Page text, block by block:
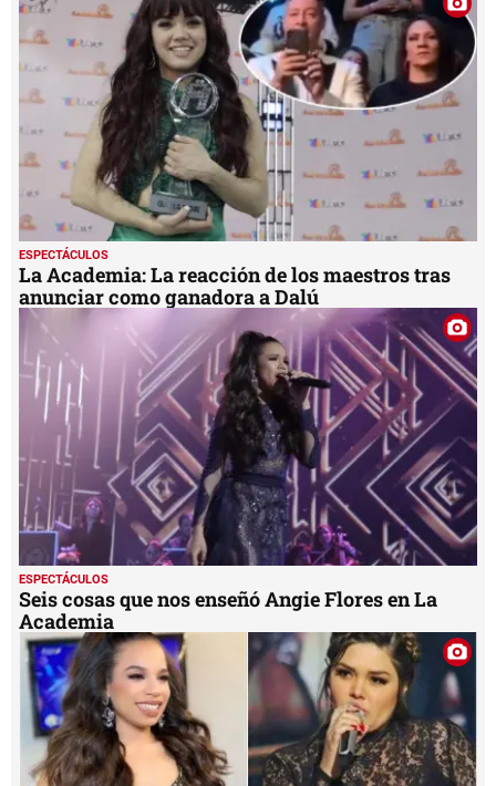
ESPECTÁCULOS
La Academia: La reacción de los maestros tras
anunciar como ganadora a Dalú
ESPECTÁCULOS
Seis cosas que nos enseñó Angie Flores en La
Academia